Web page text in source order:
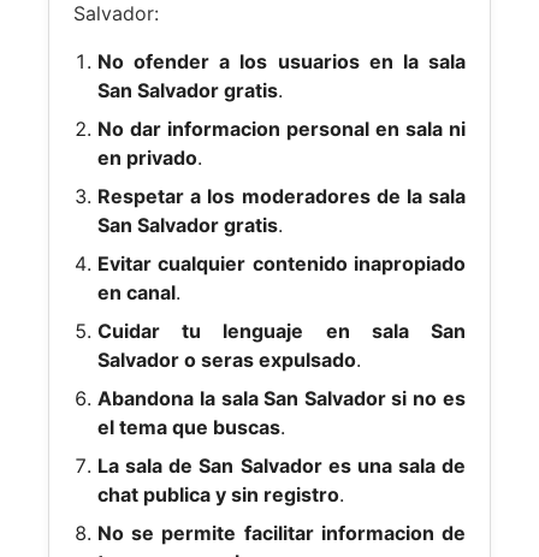
Salvador:
No ofender a los usuarios en la sala
San Salvador gratis.
No dar informacion personal en sala ni
en privado.
Respetar a los moderadores de la sala
San Salvador gratis.
Evitar cualquier contenido inapropiado
en canal.
Cuidar tu lenguaje en sala San
Salvador o seras expulsado.
Abandona la sala San Salvador si no es
el tema que buscas.
La sala de San Salvador es una sala de
chat publica y sin registro.
No se permite facilitar informacion de